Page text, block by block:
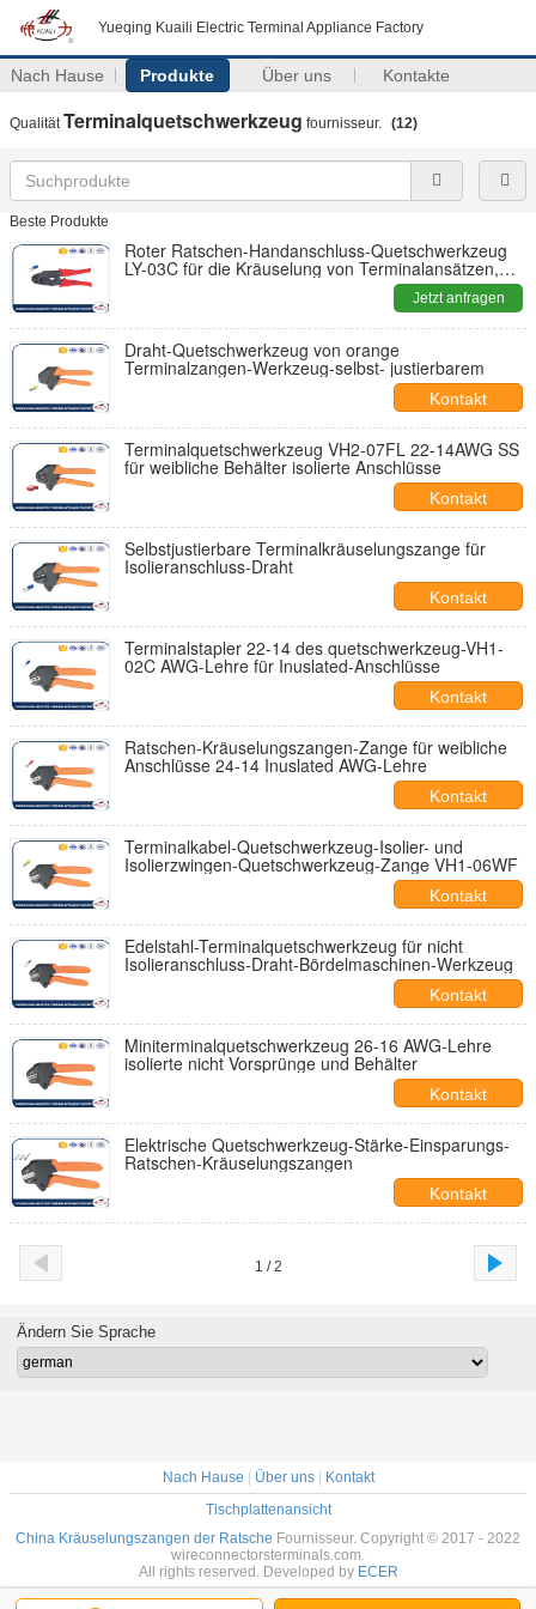
Yueqing Kuaili Electric Terminal Appliance Factory
Nach Hause Produkte Über uns Kontakte
QualitätTerminalquetschwerkzeug fournisseur. (12)
Beste Produkte
Roter Ratschen-Handanschluss-Quetschwerkzeug
LY-03C für die Kräuselung von Terminalansätzen,
Jetzt anfragen
Draht-Quetschwerkzeug von orange
Terminalzangen-Werkzeug-selbst- justierbarem
Kontakt
Terminalquetschwerkzeug VH2-07FL 22-14AWG SS
für weibliche Behälter isolierte Anschlüsse
Kontakt
Selbstjustierbare Terminalkräuselungszange für
Isolieranschluss-Draht
Kontakt
Terminalstapler 22-14 des quetschwerkzeug-VH1-
02C AWG-Lehre für Inuslated-Anschlüsse
Kontakt
Ratschen-Kräuselungszangen-Zange für weibliche
Anschlüsse 24-14 Inuslated AWG-Lehre
Kontakt
Terminalkabel-Quetschwerkzeug-Isolier- und
Isolierzwingen-Quetschwerkzeug-Zange VH1-06WF
Kontakt
Edelstahl-Terminalquetschwerkzeug für nicht
Isolieranschluss-Draht-Bördelmaschinen-Werkzeug
Kontakt
Miniterminalquetschwerkzeug 26-16 AWG-Lehre
isolierte nicht Vorsprünge und Behälter
Kontakt
Elektrische Quetschwerkzeug-Stärke-Einsparungs-
Ratschen-Kräuselungszangen
Kontakt
1 / 2
Ändern Sie Sprache
Nach Hause Über uns|
Kontakt
Tischplattenansicht
China Kräuselungszangen der Ratsche Fournisseur. Copyright © 2017 - 2022
wireconnectorsterminals.com.
All rights reserved. Developed by ECER